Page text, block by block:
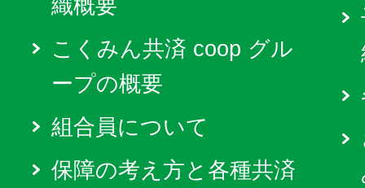
織概要
こくみん共済 coop グル
ープの概要
組合員について
保障の考え方と各種共済